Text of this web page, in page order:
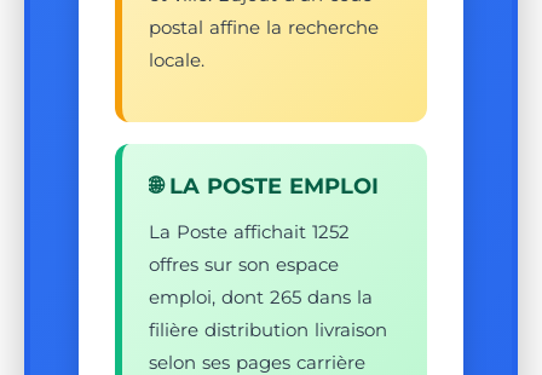
postal affine la recherche
locale.
🌐 LA POSTE EMPLOI
La Poste affichait 1252
offres sur son espace
emploi, dont 265 dans la
filière distribution livraison
selon ses pages carrière